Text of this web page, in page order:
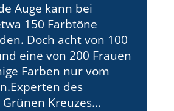
Auge kann bei
150 Farbtöne
Doch acht von 100
eine von 200 Frauen
Farben nur vom
des
Kreuzes...